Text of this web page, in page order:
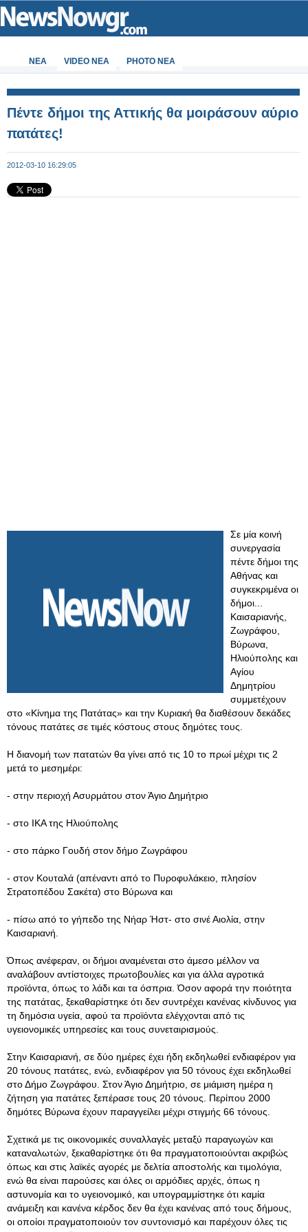
ΝΕΑ VIDEO NEA PHOTO NEA
Πέντε δήμοι της Αττικής θα μοιράσουν αύριο
πατάτες!
2012-03-10 16:29:05
Σε μία κοινή
συνεργασία
πέντε δήμοι της
Αθήνας και
συγκεκριμένα οι
δήμοι...
Καισαριανής,
Ζωγράφου,
Βύρωνα,
Ηλιούπολης και
Αγίου
Δημητρίου
συμμετέχουν
στο «Κίνημα της Πατάτας» και την Κυριακή θα διαθέσουν δεκάδες
τόνους πατάτες σε τιμές κόστους στους δημότες τους.
Η διανομή των πατατών θα γίνει από τις 10 το πρωί μέχρι τις 2
μετά το μεσημέρι:
- στην περιοχή Ασυρμάτου στον Άγιο Δημήτριο
- στο ΙΚΑ της Ηλιούπολης
- στο πάρκο Γουδή στον δήμο Ζωγράφου
- στον Κουταλά (απέναντι από το Πυροφυλάκειο, πλησίον
Στρατοπέδου Σακέτα) στο Βύρωνα και
- πίσω από το γήπεδο της Νήαρ Ήστ- στο σινέ Αιολία, στην
Καισαριανή.
Όπως ανέφεραν, οι δήμοι αναμένεται στο άμεσο μέλλον να
αναλάβουν αντίστοιχες πρωτοβουλίες και για άλλα αγροτικά
προϊόντα, όπως το λάδι και τα όσπρια. Όσον αφορά την ποιότητα
της πατάτας, ξεκαθαρίστηκε ότι δεν συντρέχει κανένας κίνδυνος για
τη δημόσια υγεία, αφού τα προϊόντα ελέγχονται από τις
υγειονομικές υπηρεσίες και τους συνεταιρισμούς.
Στην Καισαριανή, σε δύο ημέρες έχει ήδη εκδηλωθεί ενδιαφέρον για
20 τόνους πατάτες, ενώ, ενδιαφέρον για 50 τόνους έχει εκδηλωθεί
στο Δήμο Ζωγράφου. Στον Άγιο Δημήτριο, σε μιάμιση ημέρα η
ζήτηση για πατάτες ξεπέρασε τους 20 τόνους. Περίπου 2000
δημότες Βύρωνα έχουν παραγγείλει μέχρι στιγμής 66 τόνους.
Σχετικά με τις οικονομικές συναλλαγές μεταξύ παραγωγών και
καταναλωτών, ξεκαθαρίστηκε ότι θα πραγματοποιούνται ακριβώς
όπως και στις λαϊκές αγορές με δελτία αποστολής και τιμολόγια,
ενώ θα είναι παρούσες και όλες οι αρμόδιες αρχές, όπως η
αστυνομία και το υγειονομικό, και υπογραμμίστηκε ότι καμία
ανάμειξη και κανένα κέρδος δεν θα έχει κανένας από τους δήμους,
οι οποίοι πραγματοποιούν τον συντονισμό και παρέχουν όλες τις